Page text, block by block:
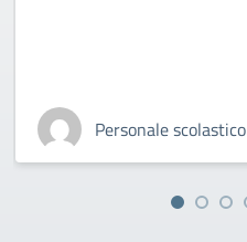
Personale scolastico